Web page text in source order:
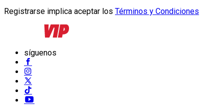
Registrarse implica aceptar los Términos y Condiciones
síguenos